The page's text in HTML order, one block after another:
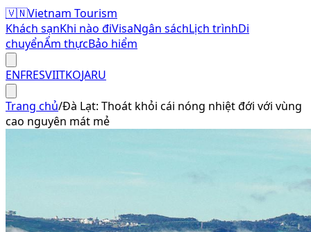
🇻🇳Vietnam Tourism
Khách sạnKhi nào điVisaNgân sáchLịch trìnhDi
chuyểnẨm thựcBảo hiểm
ENFRESVIITKOJARU
Trang chủ/Đà Lạt: Thoát khỏi cái nóng nhiệt đới với vùng
cao nguyên mát mẻ